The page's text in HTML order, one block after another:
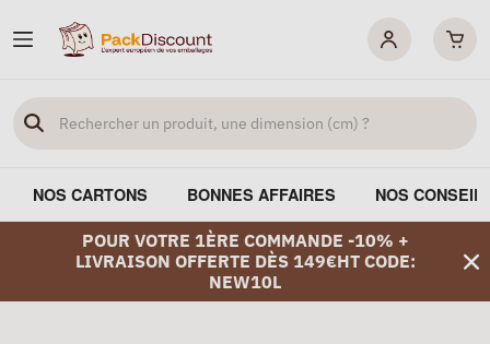
NOS CARTONS BONNES AFFAIRES NOS
POUR VOTRE 1ÈRE COMMANDE -10% +
LIVRAISON OFFERTE DÈS 149€HT CODE:
NEW10L